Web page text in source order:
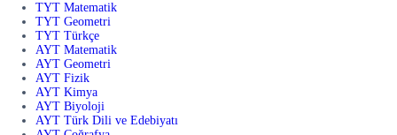
TYT Matematik
TYT Geometri
TYT Türkçe
AYT Matematik
AYT Geometri
AYT Fizik
AYT Kimya
AYT Biyoloji
AYT Türk Dili ve Edebiyatı